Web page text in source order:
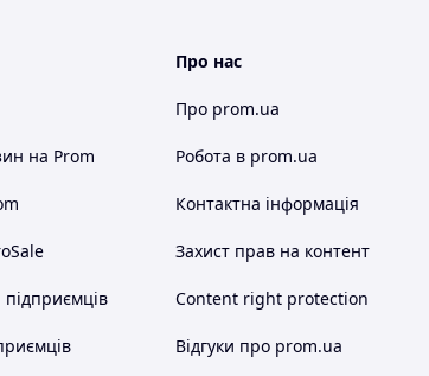
нікелевий
змішувач
мм
на Prom
Про нас
Про prom.ua
Робота в prom.ua
Контактна інформація
Захист прав на контент
Content right protection
Відгуки про prom.ua